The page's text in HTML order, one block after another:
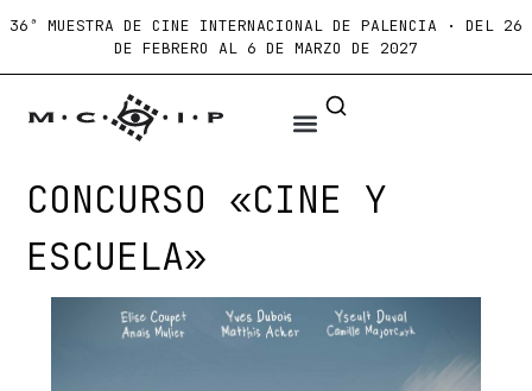
36ª MUESTRA DE CINE INTERNACIONAL DE PALENCIA · DEL 26
DE FEBRERO AL 6 DE MARZO DE 2027
CONCURSO «CINE Y
ESCUELA»